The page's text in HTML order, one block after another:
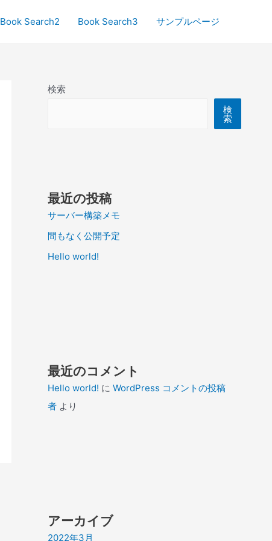
Book Search2 Book Search3 サンプルページ
検索
検
索
最近の投稿
サーバー構築メモ
間もなく公開予定
Hello world!
最近のコメント
Hello world! に WordPress コメントの投稿
者 より
アーカイブ
2022年3月